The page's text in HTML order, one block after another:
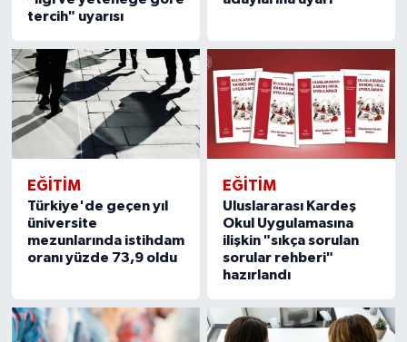
tercih" uyarısı
EĞITIM
Türkiye'de geçen yıl
üniversite
mezunlarında istihdam
oranı yüzde 73,9 oldu
EĞITIM
Uluslararası Kardeş
Okul Uygulamasına
ilişkin "sıkça sorulan
sorular rehberi"
hazırlandı